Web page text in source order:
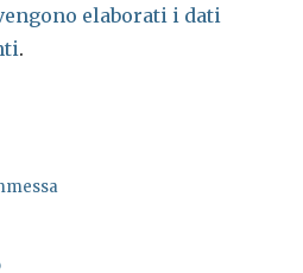
elaborati i dati
.